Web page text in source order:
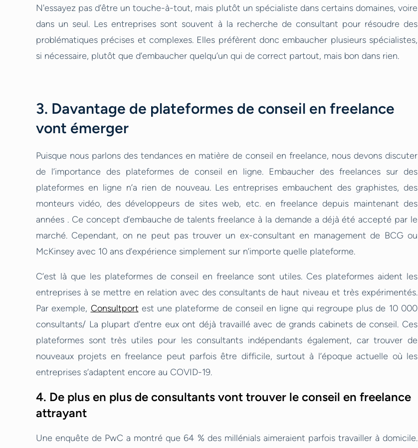
N'essayez pas d’être un touche-à-tout, mais plutôt un spécialiste dans certains domaines, voire
dans un seul. Les entreprises sont souvent à la recherche de consultant pour résoudre des
problématiques précises et complexes. Elles préfèrent donc embaucher plusieurs spécialistes,
si nécessaire, plutôt que d’embaucher quelqu’un qui de correct partout, mais bon dans rien.
3. Davantage de plateformes de conseil en freelance
vont émerger
Puisque nous parlons des tendances en matière de conseil en freelance, nous devons discuter
de l’importance des plateformes de conseil en ligne. Embaucher des freelances sur des
plateformes en ligne n’a rien de nouveau. Les entreprises embauchent des graphistes, des
monteurs vidéo, des développeurs de sites web, etc. en freelance depuis maintenant des
années . Ce concept d’embauche de talents freelance à la demande a déjà été accepté par le
marché. Cependant, on ne peut pas trouver un ex-consultant en management de BCG ou
McKinsey avec 10 ans d’expérience simplement sur n’importe quelle plateforme.
C’est là que les plateformes de conseil en freelance sont utiles. Ces plateformes aident les
entreprises à se mettre en relation avec des consultants de haut niveau et très expérimentés.
Par exemple, Consultport est une plateforme de conseil en ligne qui regroupe plus de 10 000
consultants/ La plupart d'entre eux ont déjà travaillé avec de grands cabinets de conseil. Ces
plateformes sont très utiles pour les consultants indépendants également, car trouver de
nouveaux projets en freelance peut parfois être difficile, surtout à l’époque actuelle où les
entreprises s’adaptent encore au COVID-19.
4. De plus en plus de consultants vont trouver le conseil en freelance
attrayant
Une enquête de PwC a montré que 64 % des millénials aimeraient parfois travailler à domicile.